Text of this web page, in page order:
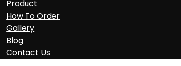
Product
How To Order
Gallery
Blog
Contact Us